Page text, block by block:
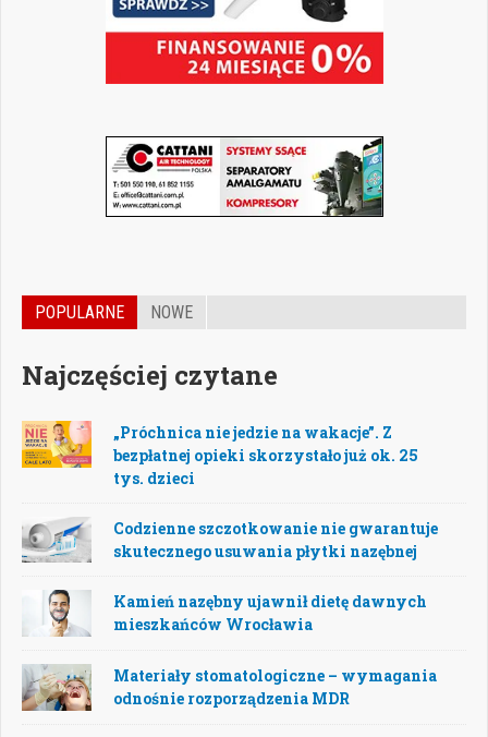
POPULARNE NOWE
Najczęściej czytane
„Próchnica nie jedzie na wakacje”. Z
bezpłatnej opieki skorzystało już ok. 25
tys. dzieci
Codzienne szczotkowanie nie gwarantuje
skutecznego usuwania płytki nazębnej
Kamień nazębny ujawnił dietę dawnych
mieszkańców Wrocławia
Materiały stomatologiczne – wymagania
odnośnie rozporządzenia MDR